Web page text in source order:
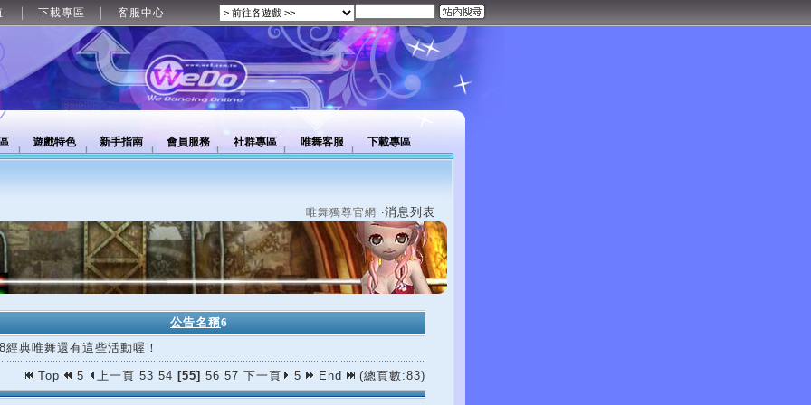
下載專區 客服中心
遊戲特色 新手指南 會員服務 社群專區 唯舞客服 下載專區
唯舞獨尊官網 ‧消息列表
公告名稱6
經典唯舞還有這些活動喔！
Top 5 上一頁 53 54 [55] 56 57 下一頁 5 End (總頁數:83)